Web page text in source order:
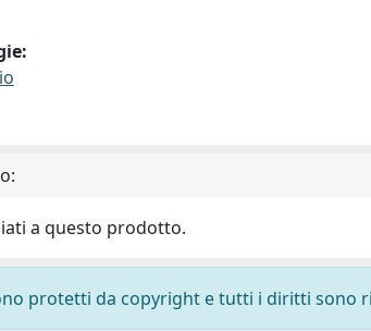
a questo prodotto.
protetti da copyright e tutti i diritti sono